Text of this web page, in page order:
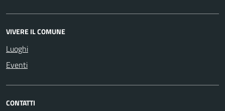
VIVERE IL COMUNE
Luoghi
Eventi
CONTATTI